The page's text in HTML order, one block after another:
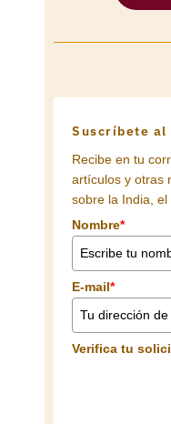
Suscríbete al
Recibe en tu
artículos y otras
sobre la India,
Nombre*
E-mail*
Verifica tu